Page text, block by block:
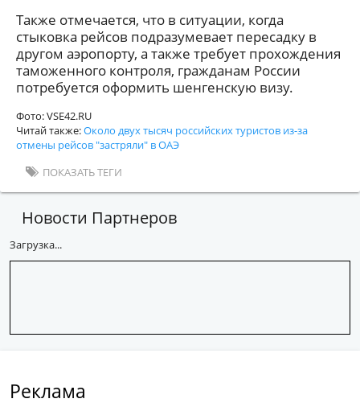
Также отмечается, что в ситуации, когда
стыковка рейсов подразумевает пересадку в
другом аэропорту, а также требует прохождения
таможенного контроля, гражданам России
потребуется оформить шенгенскую визу.
Фото: VSE42.RU
Читай также:Около двух тысяч российских туристов из-за
отмены рейсов "застряли" в ОАЭ
ПОКАЗАТЬ ТЕГИ
Новости Партнеров
Загрузка...
Реклама